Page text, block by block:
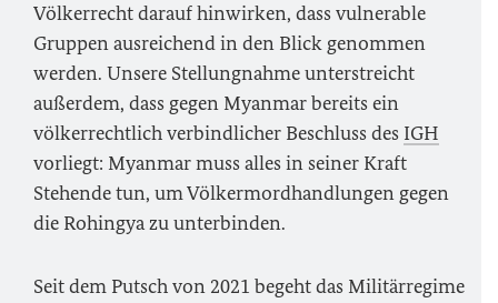
Völkerrecht darauf hinwirken, dass vulnerable
Gruppen ausreichend in den Blick genommen
werden. Unsere Stellungnahme unterstreicht
außerdem, dass gegen Myanmar bereits ein
völkerrechtlich verbindlicher Beschluss des IGH
vorliegt: Myanmar muss alles in seiner Kraft
Stehende tun, um Völkermordhandlungen gegen
die Rohingya zu unterbinden.
Seit dem Putsch von 2021 begeht das Militärregime